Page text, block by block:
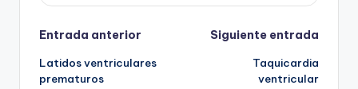
Navegación
de
Entrada anterior
Latidos ventriculares
prematuros
Siguiente entrada
Taquicardia
ventricular